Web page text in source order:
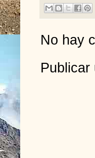
No hay
Publicar